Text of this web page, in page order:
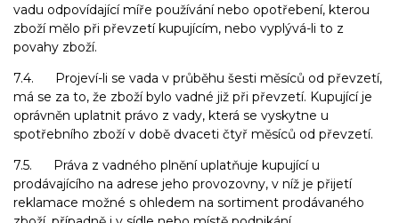
vadu odpovídající míře používání nebo opotřebení, kterou
zboží mělo při převzetí kupujícím, nebo vyplývá-li to z
povahy zboží.
7.4. Projeví-li se vada v průběhu šesti měsíců od převzetí,
má se za to, že zboží bylo vadné již při převzetí. Kupující je
oprávněn uplatnit právo z vady, která se vyskytne u
spotřebního zboží v době dvaceti čtyř měsíců od převzetí.
7.5. Práva z vadného plnění uplatňuje kupující u
prodávajícího na adrese jeho provozovny, v níž je přijetí
reklamace možné s ohledem na sortiment prodávaného